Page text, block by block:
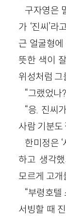
구자영은
가 ‘진씨’라
근 얼굴형에
뜻한 색이
위성처럼 그
“그랬었나
“응. 진씨
사람 기분도
한미정은
하고 생각
모르게 고개
“부령호텔
서빙할 때